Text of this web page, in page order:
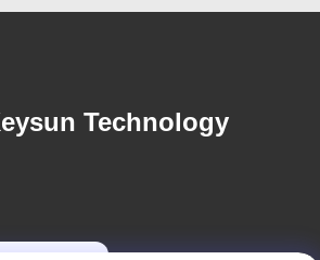
Technology